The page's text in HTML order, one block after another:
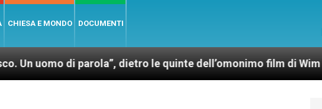
CHIESA E MONDO DOCUMENTI
di parola”, dietro le quinte dell’omonimo film di Wim Wenders